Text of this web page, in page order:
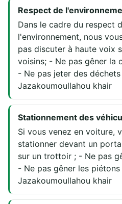
Respect de
Dans le cadre du respect
l'environnement, nous
pas discuter à haute voix
voisins; - Ne pas gêner la
- Ne pas jeter des
Jazakoumoullahou khair
Stationnement des
Si vous venez en voiture,
stationner devant un
sur un trottoir ; - Ne pas
- Ne pas gêner les
Jazakoumoullahou khair